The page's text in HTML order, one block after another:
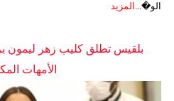
الو�... المزيد
بلقيس تطلق كليب زهر ليمون
الأمهات